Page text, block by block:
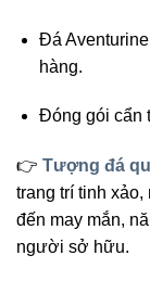
Đá
hàng.
Đóng gói cẩn
👉 Tượng đá
trang trí tinh
đến may mắn,
người sở hữu.